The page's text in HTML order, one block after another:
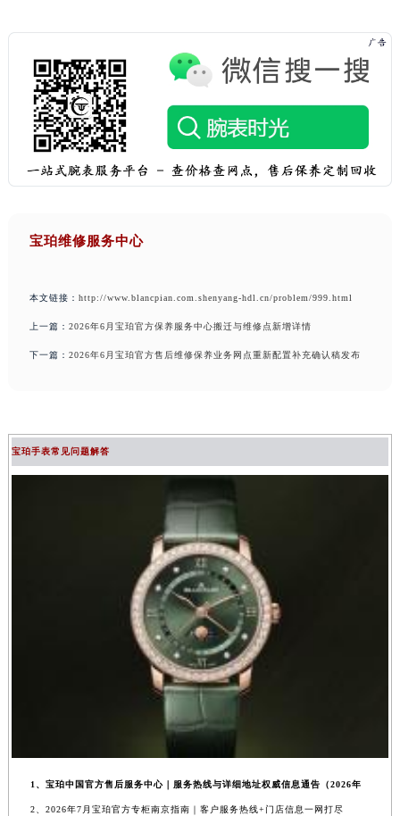
宝珀维修服务中心
本文链接： http://www.blancpian.com.shenyang-hdl.cn/problem/999.html
上一篇： 2026年6月宝珀官方保养服务中心搬迁与维修点新增详情
下一篇： 2026年6月宝珀官方售后维修保养业务网点重新配置补充确认稿发布
宝珀手表常见问题解答
1、宝珀中国官方售后服务中心｜服务热线与详细地址权威信息通告（2026年
2、2026年7月宝珀官方专柜南京指南｜客户服务热线+门店信息一网打尽